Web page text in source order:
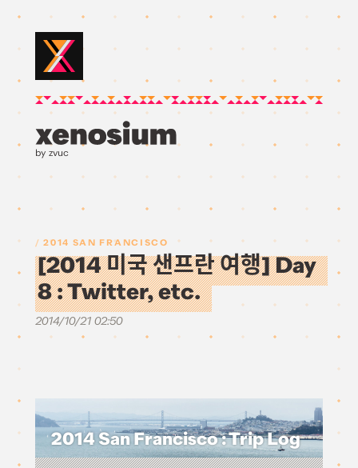
by zvuc
2014 SAN FRANCISCO
[2014 미국 샌프란 여행] Day
8 : Twitter, etc.
2014/10/21 02:50
2014 San Francisco : Trip Log